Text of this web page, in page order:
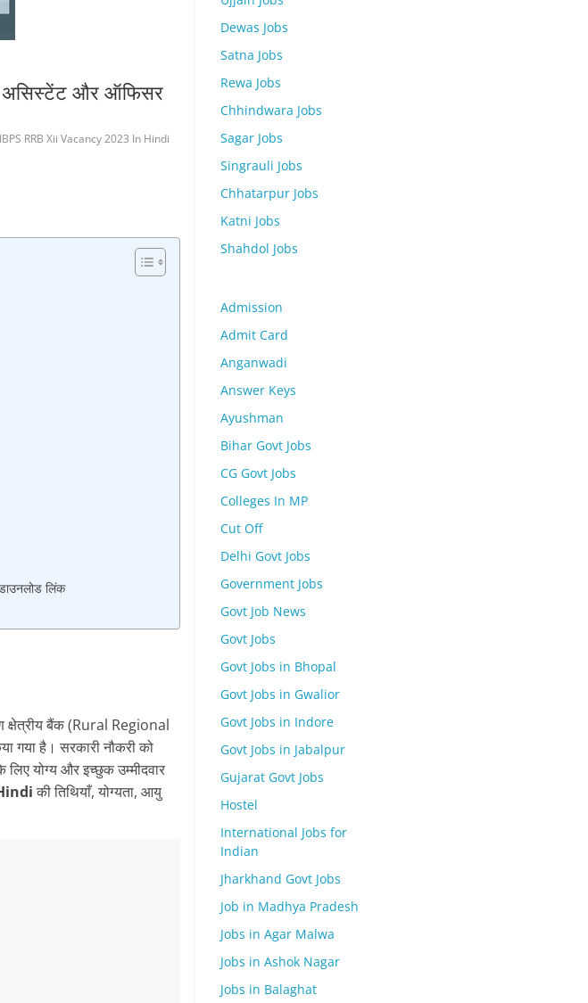
असिस्टेंट और ऑफिसर
IBPS RRB Xii Vacancy 2023 In Hindi
लिंक
क्षेत्रीय बैंक (Rural Regional
गया है। सरकारी नौकरी को
योग्य और इच्छुक उम्मीदवार
की तिथियाँ, योग्यता, आयु
Dewas Jobs
Satna Jobs
Rewa Jobs
Chhindwara Jobs
Sagar Jobs
Singrauli Jobs
Chhatarpur Jobs
Katni Jobs
Shahdol Jobs
Admission
Admit Card
Anganwadi
Answer Keys
Ayushman
Bihar Govt Jobs
CG Govt Jobs
Colleges In MP
Cut Off
Delhi Govt Jobs
Government Jobs
Govt Job News
Govt Jobs
Govt Jobs in Bhopal
Govt Jobs in Gwalior
Govt Jobs in Indore
Govt Jobs in Jabalpur
Gujarat Govt Jobs
Hostel
International Jobs for
Indian
Jharkhand Govt Jobs
Job in Madhya Pradesh
Jobs in Agar Malwa
Jobs in Ashok Nagar
Jobs in Balaghat